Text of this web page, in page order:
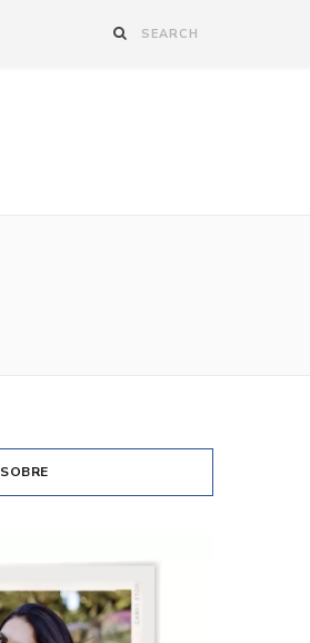
SOBRE